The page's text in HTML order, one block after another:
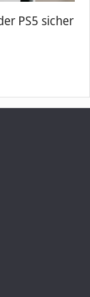
PS5 sicher